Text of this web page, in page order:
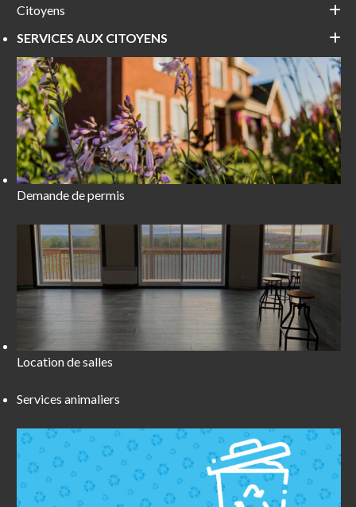
Citoyens
SERVICES AUX CITOYENS
Demande de permis
Location de salles
Services animaliers